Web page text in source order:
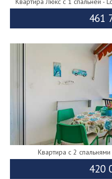
461
Квартира с 2
420